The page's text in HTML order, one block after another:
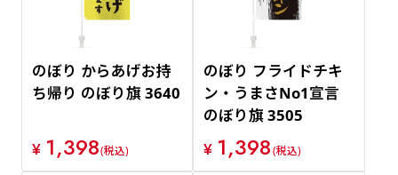
のぼり からあげお持
ち帰り のぼり旗 3640
¥ 1,398(税込)
のぼり フライドチキ
ン・うまさNo1宣言
のぼり旗 3505
¥ 1,398(税込)